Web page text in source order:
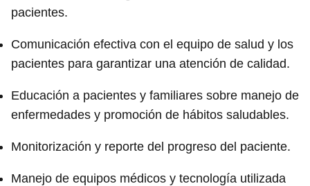
pacientes.
Comunicación efectiva con el equipo de salud y los
pacientes para garantizar una atención de calidad.
Educación a pacientes y familiares sobre manejo de
enfermedades y promoción de hábitos saludables.
Monitorización y reporte del progreso del paciente.
Manejo de equipos médicos y tecnología utilizada